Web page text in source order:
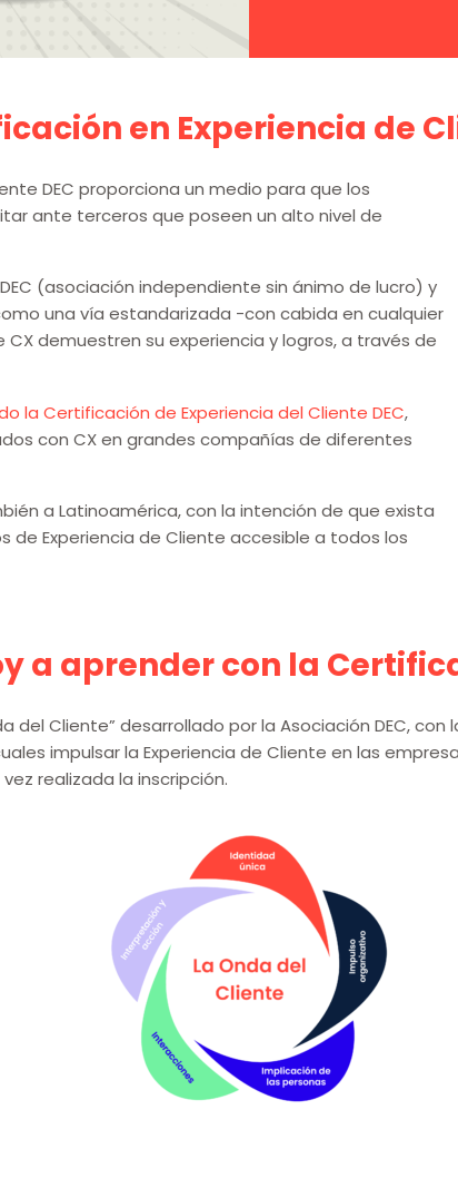
en Experiencia de
DEC proporciona un medio para que los
ante terceros que poseen un alto nivel de
(asociación independiente sin ánimo de lucro) y
una vía estandarizada -con cabida en cualquier
demuestren su experiencia y logros, a través de
la Certificación de Experiencia del Cliente DEC,
con CX en grandes compañías de diferentes
a Latinoamérica, con la intención de que exista
Experiencia de Cliente accesible a todos los
a aprender con la
del Cliente” desarrollado por la Asociación DEC,
impulsar la Experiencia de Cliente en las
realizada la inscripción.